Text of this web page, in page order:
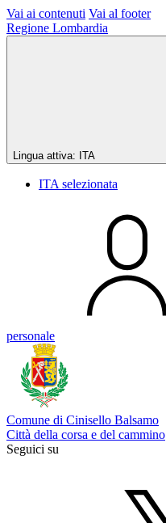
Vai ai contenuti Vai al footer
Regione Lombardia
Lingua attiva: ITA
ITA selezionata
personale
Comune di Cinisello Balsamo
Città della corsa e del cammino
Seguici su